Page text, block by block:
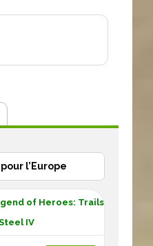
l’Europe
of Heroes: Trails
IV